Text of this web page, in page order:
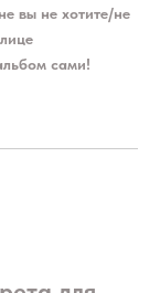
вы не хотите/не
сами!